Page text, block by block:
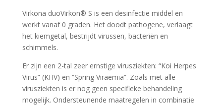
Virkona duoVirkon® S is een desinfectie middel en
werkt vanaf 0 graden. Het doodt pathogene, verlaagt
het kiemgetal, bestrijdt virussen, bacteriën en
schimmels.
Er zijn een 2-tal zeer ernstige virusziekten: “Koi Herpes
Virus” (KHV) en “Spring Viraemia”. Zoals met alle
virusziekten is er nog geen specifieke behandeling
mogelijk. Ondersteunende maatregelen in combinatie